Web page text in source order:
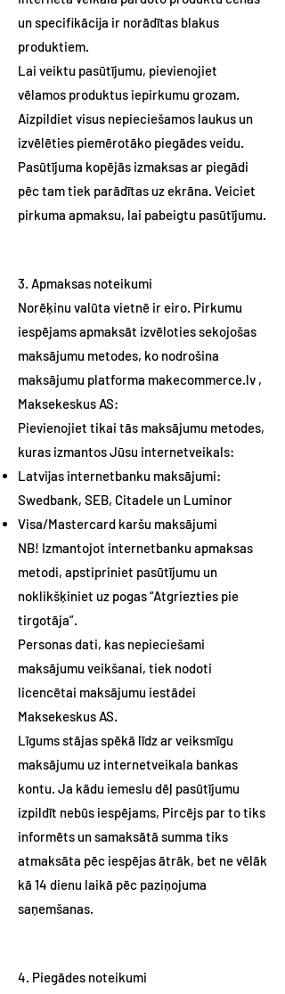
un specifikācija ir norādītas blakus
produktiem.
Lai veiktu pasūtījumu, pievienojiet
vēlamos produktus iepirkumu grozam.
Aizpildiet visus nepieciešamos laukus un
izvēlēties piemērotāko piegādes veidu.
Pasūtījuma kopējās izmaksas ar piegādi
pēc tam tiek parādītas uz ekrāna. Veiciet
pirkuma apmaksu, lai pabeigtu pasūtījumu.
3. Apmaksas noteikumi
Norēķinu valūta vietnē ir eiro. Pirkumu
iespējams apmaksāt izvēloties sekojošas
maksājumu metodes, ko nodrošina
maksājumu platforma makecommerce.lv ,
Maksekeskus AS:
Pievienojiet tikai tās maksājumu metodes,
kuras izmantos Jūsu internetveikals:
Latvijas internetbanku maksājumi:
Swedbank, SEB, Citadele un Luminor
Visa/Mastercard karšu maksājumi
NB! Izmantojot internetbanku apmaksas
metodi, apstipriniet pasūtījumu un
noklikšķiniet uz pogas “Atgriezties pie
tirgotāja”.
Personas dati, kas nepieciešami
maksājumu veikšanai, tiek nodoti
licencētai maksājumu iestādei
Maksekeskus AS.
Līgums stājas spēkā līdz ar veiksmīgu
maksājumu uz internetveikala bankas
kontu. Ja kādu iemeslu dēļ pasūtījumu
izpildīt nebūs iespējams, Pircējs par to tiks
informēts un samaksātā summa tiks
atmaksāta pēc iespējas ātrāk, bet ne vēlāk
kā 14 dienu laikā pēc paziņojuma
saņemšanas.
4. Piegādes noteikumi